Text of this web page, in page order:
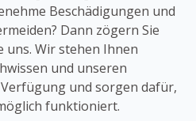
Beschädigungen und
Dann zögern Sie
uns. Wir stehen Ihnen
und unseren
und sorgen dafür,
funktioniert.